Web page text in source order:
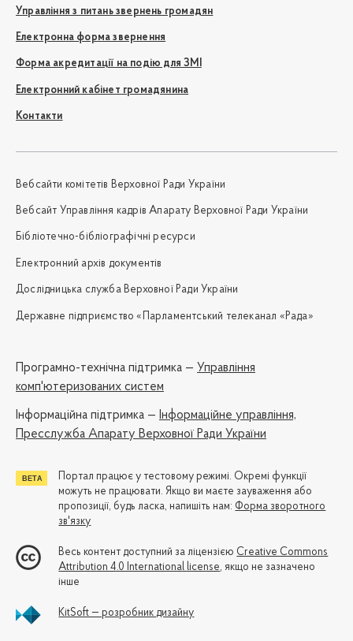
Управління з питань звернень громадян
Електронна форма звернення
Форма акредитації на подію для ЗМІ
Електронний кабінет громадянина
Контакти
Вебсайти комітетів Верховної Ради України
Вебсайт Управління кадрів Апарату Верховної Ради України
Бібліотечно-бібліографічні ресурси
Електронний архів документів
Дослідницька служба Верховної Ради України
Державне підприємство «Парламентський телеканал «Рада»
Програмно-технічна підтримка — Управління
комп'ютеризованих систем
Iнформаційна підтримка — Інформаційне управління,
Пресслужба Апарату Верховної Ради України
Портал працює у тестовому режимі. Окремі функції
можуть не працювати. Якщо ви маєте зауваження або
пропозиції, будь ласка, напишіть нам: Форма зворотного
зв'язку
Весь контент доступний за ліцензією Creative Commons
Attribution 4.0 International license, якщо не зазначено
інше
KitSoft — розробник дизайну